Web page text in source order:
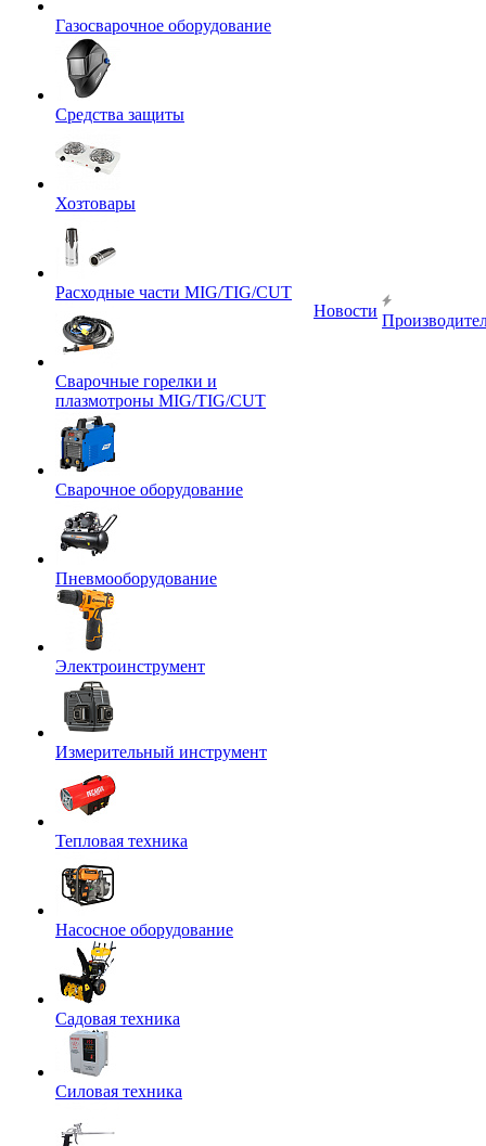
Газосварочное оборудование
Средства защиты
Хозтовары
Расходные части MIG/TIG/CUT
Сварочные горелки и
плазмотроны MIG/TIG/CUT
Сварочное оборудование
Пневмооборудование
Электроинструмент
Измерительный инструмент
Тепловая техника
Насосное оборудование
Садовая техника
Силовая техника
Новости